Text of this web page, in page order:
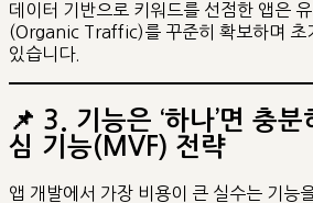
데이터 기반으로 키워드를 선점한 앱은
(Organic Traffic)를 꾸준히 확보하며 초
있습니다.
📌 3. 기능은 ‘하나’면 충
심 기능(MVF) 전략
앱 개발에서 가장 비용이 큰 실수는 기능